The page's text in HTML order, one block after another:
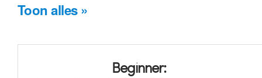
Toon alles »
Beginner: